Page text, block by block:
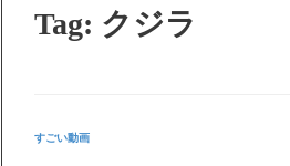
Tag: クジラ
すごい動画